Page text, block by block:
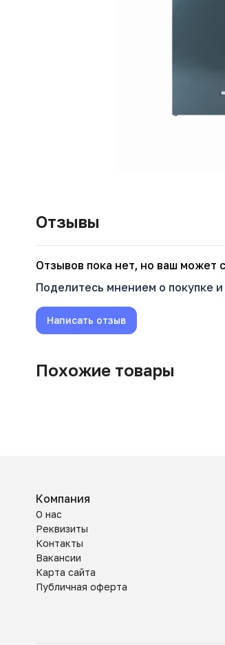
Отзывы
Oтзывов пока нет, но ваш может
Поделитесь мнением о покупке
Написать отзыв
Похожие товары
Компания
О нас
Реквизиты
Контакты
Вакансии
Карта сайта
Публичная оферта